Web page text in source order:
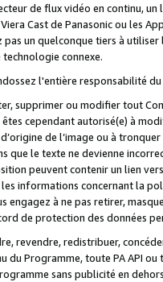
de flux vidéo en continu,
Cast de Panasonic ou les
pas un quelconque tiers à
connexe.
l'entière responsabilité
supprimer ou modifier tout
cependant autorisé(e) à
de l’image ou à
que le texte ne devienne
peuvent contenir un lien
informations concernant la
engagez à ne pas retirer,
de protection des données
revendre, redistribuer,
du Programme, toute PA API
sans publicité en